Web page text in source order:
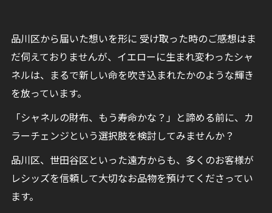
品川区から届いた想いを形に 受け取った時のご感想はま
だ伺えておりませんが、イエローに生まれ変わったシャ
ネルは、まるで新しい命を吹き込まれたかのような輝き
を放っています。
「シャネルの財布、もう寿命かな？」と諦める前に、カ
ラーチェンジという選択肢を検討してみませんか？
品川区、世田谷区といった遠方からも、多くのお客様が
レシッズを信頼して大切なお品物を預けてくださってい
ます。